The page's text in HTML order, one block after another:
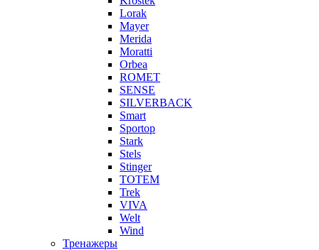
Lorak
Mayer
Merida
Moratti
Orbea
ROMET
SENSE
SILVERBACK
Smart
Sportop
Stark
Stels
Stinger
TOTEM
Trek
VIVA
Welt
Wind
Тренажеры